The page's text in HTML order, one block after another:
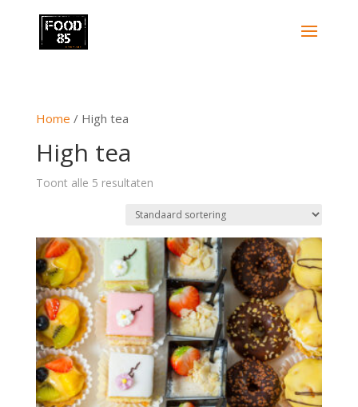
Home / High tea
High tea
Toont alle 5 resultaten